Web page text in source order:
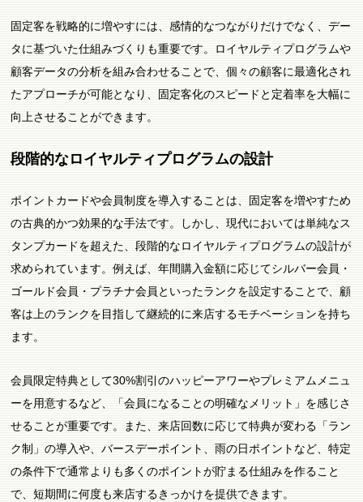
固定客を戦略的に増やすには、感情的なつながりだけでなく、デー
タに基づいた仕組みづくりも重要です。ロイヤルティプログラムや
顧客データの分析を組み合わせることで、個々の顧客に最適化され
たアプローチが可能となり、固定客化のスピードと定着率を大幅に
向上させることができます。
段階的なロイヤルティプログラムの設計
ポイントカードや会員制度を導入することは、固定客を増やすため
の古典的かつ効果的な手法です。しかし、現代においては単純なス
タンプカードを超えた、段階的なロイヤルティプログラムの設計が
求められています。例えば、年間購入金額に応じてシルバー会員・
ゴールド会員・プラチナ会員といったランクを設定することで、顧
客は上のランクを目指して継続的に来店するモチベーションを持ち
ます。
会員限定特典として30%割引のハッピーアワーやプレミアムメニュ
ーを用意するなど、「会員になることの明確なメリット」を感じさ
せることが重要です。また、来店回数に応じて特典が変わる「ラン
ク制」の導入や、バースデーポイント、雨の日ポイントなど、特定
の条件下で通常よりも多くのポイントが貯まる仕組みを作ること
で、短期間に何度も来店するきっかけを提供できます。